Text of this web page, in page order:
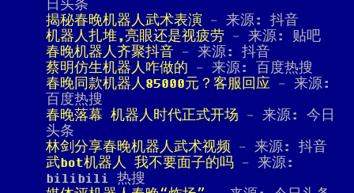
日头条
揭秘春晚机器人武术表演 - 来源: 抖音
机器人扎堆,亮眼还是视疲劳 - 来源: 贴吧
春晚机器人齐聚抖音 - 来源: 抖音
蔡明仿生机器人咋做的 - 来源: 百度热搜
春晚同款机器人85000元？客服回应 - 来源:
百度热搜
春晚落幕 机器人时代正式开场 - 来源: 今日
头条
林剑分享春晚机器人武术视频 - 来源: 抖音
武bot机器人 我不要面子的吗 - 来源:
bilibili 热搜